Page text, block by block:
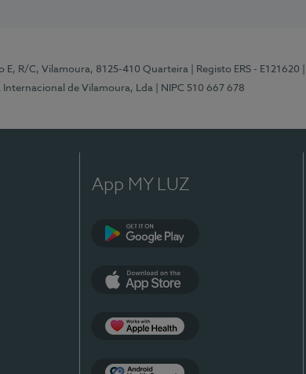
E, R/C, Vilamoura, 8125-410 Quarteira | Registo ERS - E121620
Internacional de Vilamoura, Lda
| NIPC 510 667 678
App MY LUZ